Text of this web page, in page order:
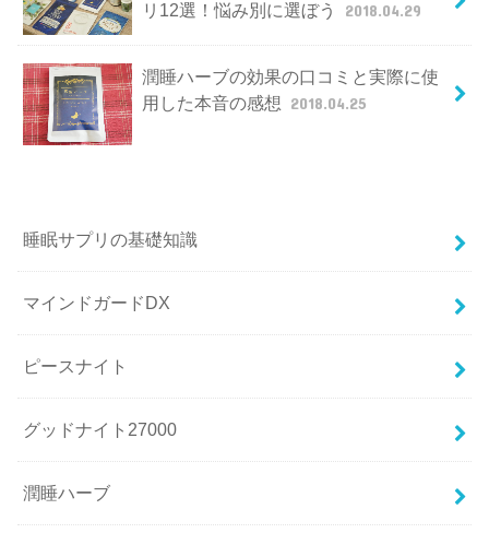
リ12選！悩み別に選ぼう 2018.04.29
潤睡ハーブの効果の口コミと実際に使
用した本音の感想 2018.04.25
睡眠サプリの基礎知識
マインドガードDX
ピースナイト
グッドナイト27000
潤睡ハーブ